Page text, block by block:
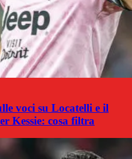
voci su Locatelli e il
Kessie: cosa filtra